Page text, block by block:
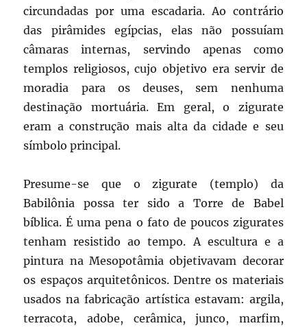
circundadas por uma escadaria. Ao contrário
das pirâmides egípcias, elas não possuíam
câmaras internas, servindo apenas como
templos religiosos, cujo objetivo era servir de
moradia para os deuses, sem nenhuma
destinação mortuária. Em geral, o zigurate
eram a construção mais alta da cidade e seu
símbolo principal.
Presume-se que o zigurate (templo) da
Babilônia possa ter sido a Torre de Babel
bíblica. É uma pena o fato de poucos zigurates
tenham resistido ao tempo. A escultura e a
pintura na Mesopotâmia objetivavam decorar
os espaços arquitetônicos. Dentre os materiais
usados na fabricação artística estavam: argila,
terracota, adobe, cerâmica, junco, marfim,